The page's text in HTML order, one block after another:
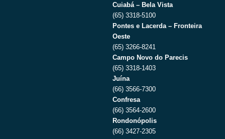
Cuiabá – Bela Vista
(65) 3318-5100
Pontes e Lacerda – Fronteira
Oeste
(65) 3266-8241
Campo Novo do Parecis
(65) 3318-1403
Juína
(66) 3566-7300
Confresa
(66) 3564-2600
Rondonópolis
(66) 3427-2305